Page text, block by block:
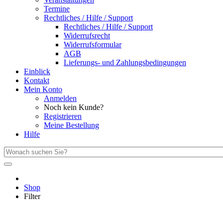
Termine
Rechtliches / Hilfe / Support
Rechtliches / Hilfe / Support
Widerrufsrecht
Widerrufsformular
AGB
Lieferungs- und Zahlungsbedingungen
Einblick
Kontakt
Mein Konto
Anmelden
Noch kein Kunde?
Registrieren
Meine Bestellung
Hilfe
Shop
Filter